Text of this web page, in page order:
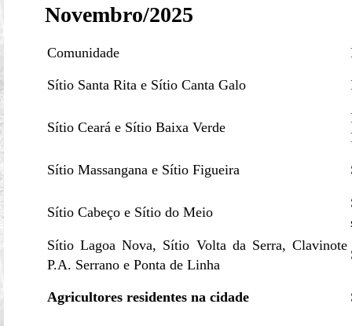
Novembro/2025
Comunidade
Sítio Santa Rita e Sítio Canta Galo
Sítio Ceará e Sítio Baixa Verde
Sítio Massangana e Sítio Figueira
Sítio Cabeço e Sítio do Meio
Sítio Lagoa Nova, Sítio Volta da Serra, Clavinote
P.A. Serrano e Ponta de Linha
Agricultores residentes na cidade